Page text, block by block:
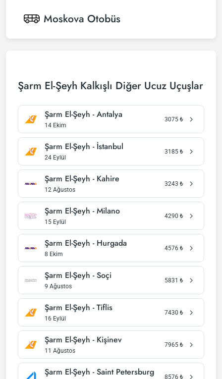
Moskova Otobüs
Şarm El-Şeyh Kalkışlı Diğer Ucuz Uçuşlar
Şarm El-Şeyh - Antalya
14 Ekim
3075 ₺
Şarm El-Şeyh - İstanbul
24 Eylül
3185 ₺
Şarm El-Şeyh - Kahire
12 Ağustos
3243 ₺
Şarm El-Şeyh - Milano
15 Eylül
4290 ₺
Şarm El-Şeyh - Hurgada
8 Ekim
4576 ₺
Şarm El-Şeyh - Soçi
9 Ağustos
5831 ₺
Şarm El-Şeyh - Tiflis
16 Eylül
7430 ₺
Şarm El-Şeyh - Kişinev
11 Ağustos
7965 ₺
Şarm El-Şeyh - Saint Petersburg 8576 ₺